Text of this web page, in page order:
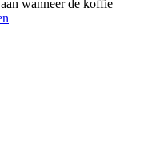
wanneer de koffie